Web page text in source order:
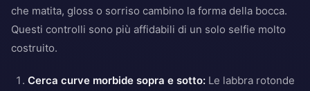
che matita, gloss o sorriso cambino la forma della bocca.
Questi controlli sono più affidabili di un solo selfie molto
costruito.
Cerca curve morbide sopra e sotto: Le labbra rotonde